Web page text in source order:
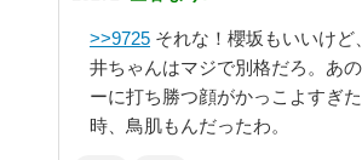
>>9725 それな！櫻坂もいいけ
井ちゃんはマジで別格だろ。あ
ーに打ち勝つ顔がかっこよすぎ
時、鳥肌もんだったわ。